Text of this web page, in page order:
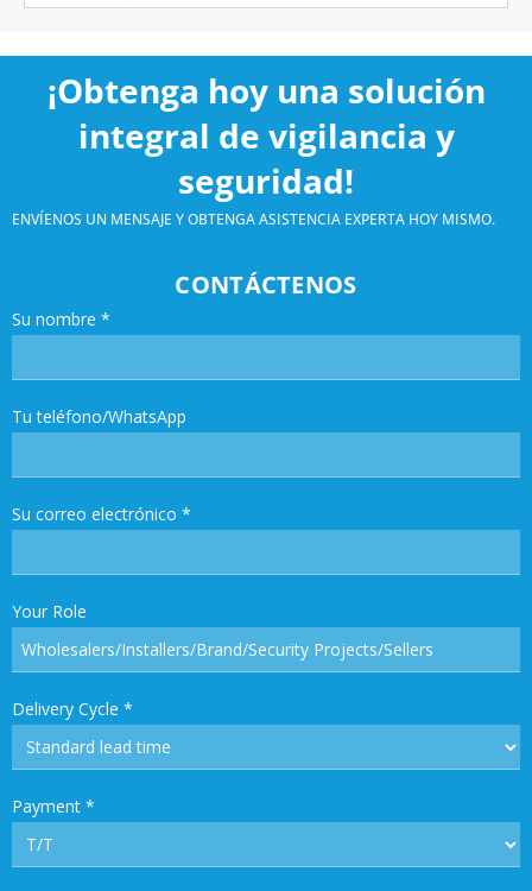
¡Obtenga hoy una solución
integral de vigilancia y
seguridad!
ENVÍENOS UN MENSAJE Y OBTENGA ASISTENCIA EXPERTA HOY MISMO.
CONTÁCTENOS
Su nombre *
Tu teléfono/WhatsApp
Su correo electrónico *
Your Role
Delivery Cycle *
Payment *